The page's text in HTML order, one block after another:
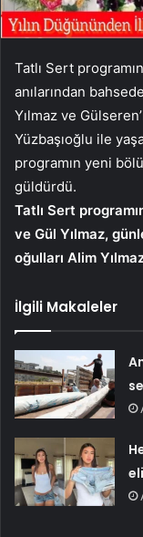
Tatlı Sert
anılarından
Yılmaz ve
Yüzbaşıoğlu ile
programın yeni
güldürdü.
Tatlı Sert
ve Gül Yılmaz,
oğulları Alim
İlgili Makaleler